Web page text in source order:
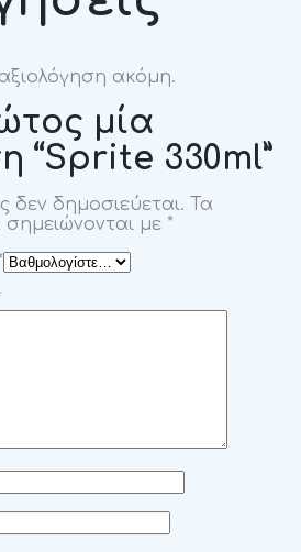
ακόμη.
μία
“Sprite 330ml”
δεν δημοσιεύεται. Τα
με *